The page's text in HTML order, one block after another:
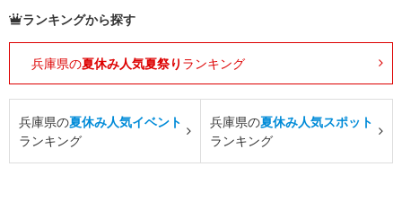
ランキングから探す
兵庫県の夏休み人気夏祭り ランキング
兵庫県の夏休み人気イベント
ランキング
兵庫県の夏休み人気スポット
ランキング